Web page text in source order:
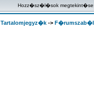
Hozz�sz�l�sok
Tartalomjegyz�k ->